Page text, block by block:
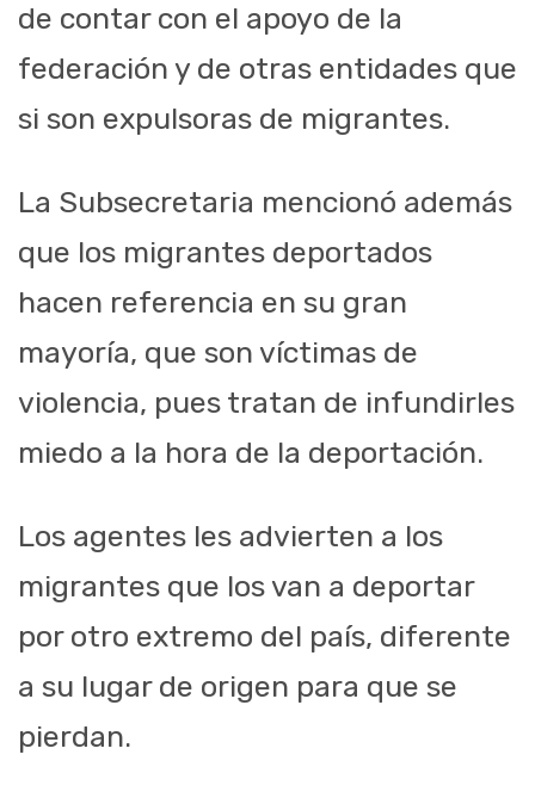
de contar con el apoyo de la
federación y de otras entidades que
si son expulsoras de migrantes.
La Subsecretaria mencionó además
que los migrantes deportados
hacen referencia en su gran
mayoría, que son víctimas de
violencia, pues tratan de infundirles
miedo a la hora de la deportación.
Los agentes les advierten a los
migrantes que los van a deportar
por otro extremo del país, diferente
a su lugar de origen para que se
pierdan.